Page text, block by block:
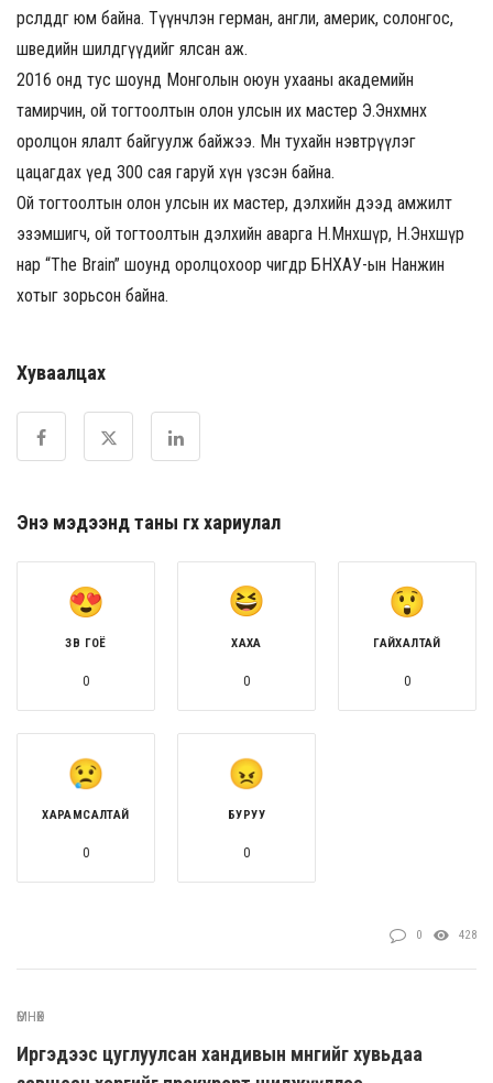
өрсөлддөг юм байна. Түүнчлэн герман, англи, америк, солонгос,
шведийн шилдгүүдийг ялсан аж.
2016 онд тус шоунд Монголын оюун ухааны академийн
тамирчин, ой тогтоолтын олон улсын их мастер Э.Энхмөнх
оролцон ялалт байгуулж байжээ. Мөн тухайн нэвтрүүлэг
цацагдах үед 300 сая гаруй хүн үзсэн байна.
Ой тогтоолтын олон улсын их мастер, дэлхийн дээд амжилт
эзэмшигч, ой тогтоолтын дэлхийн аварга Н.Мөнхшүр, Н.Энхшүр
нар “The Brain” шоунд оролцохоор өчигдөр БНХАУ-ын Нанжин
хотыг зорьсон байна.
Хуваалцах
Энэ мэдээнд таны өгөх хариулал
ЗӨВ ГОЁ
0
ХАХА
0
ГАЙХАЛТАЙ
0
ХАРАМСАЛТАЙ
0
БУРУУ
0
0 428
ӨМНӨХ
Иргэдээс цуглуулсан хандивын мөнгийг хувьдаа